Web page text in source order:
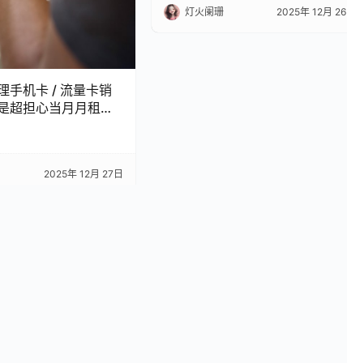
手机卡 / 流量卡销
超担心当月月租白
坑啦！
2025年 12月 27日
灯火阑珊 2025年 12月 26